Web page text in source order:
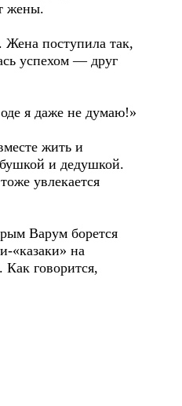
жены.
Жена поступила так,
успехом — друг
я даже не думаю!»
жить и
и дедушкой.
увлекается
Варум борется
«казаки» на
Как говорится,